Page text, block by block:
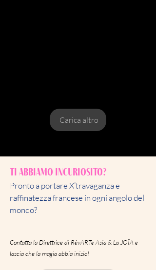
Carica altro
Ti abbiamo incuriosito?
Pronto a portare X’travaganza e
raffinatezza francese in ogni angolo del
mondo?
Contatta la Direttrice di RêvARTe Asia & La JOÏA e
lascia che la magia abbia inizio!